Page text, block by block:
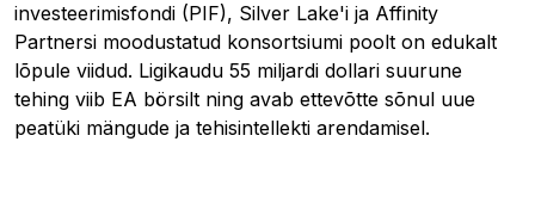
investeerimisfondi (PIF), Silver Lake'i ja Affinity
Partnersi moodustatud konsortsiumi poolt on edukalt
lõpule viidud. Ligikaudu 55 miljardi dollari suurune
tehing viib EA börsilt ning avab ettevõtte sõnul uue
peatüki mängude ja tehisintellekti arendamisel.